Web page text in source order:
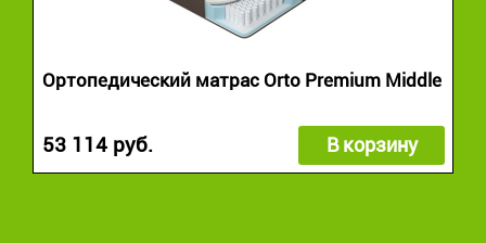
Ортопедический матрас Orto Premium Middle
53 114 руб. В корзину